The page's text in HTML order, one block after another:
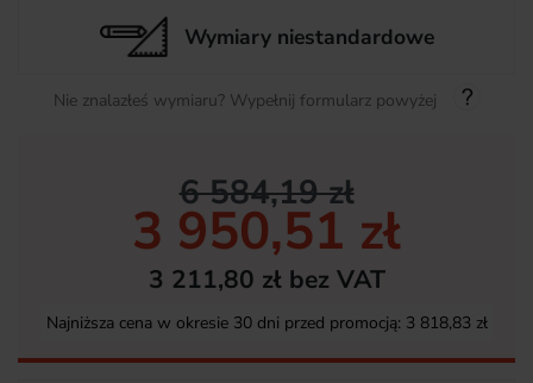
Wymiary niestandardowe
Nie znalazłeś wymiaru? Wypełnij formularz powyżej
6 584,19 zł
3 950,51 zł
3 211,80 zł bez VAT
Najniższa cena w okresie 30 dni przed promocją: 3 818,83 zł